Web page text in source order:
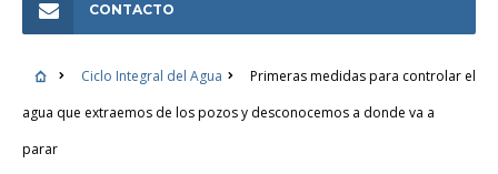
CONTACTO
Ciclo Integral del Agua
Primeras medidas para controlar el
agua que extraemos de los pozos y desconocemos a donde va a
parar